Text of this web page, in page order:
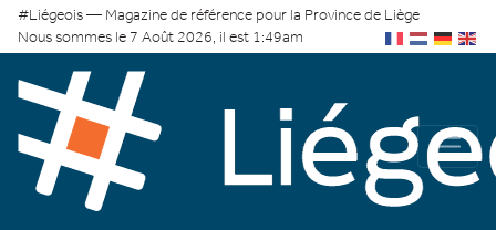
#Liégeois — Magazine de référence pour la Province de Liège
Nous sommes le 7 Août 2026, il est 1:49am